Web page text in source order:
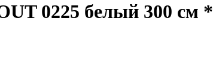
0225 белый 300 см *